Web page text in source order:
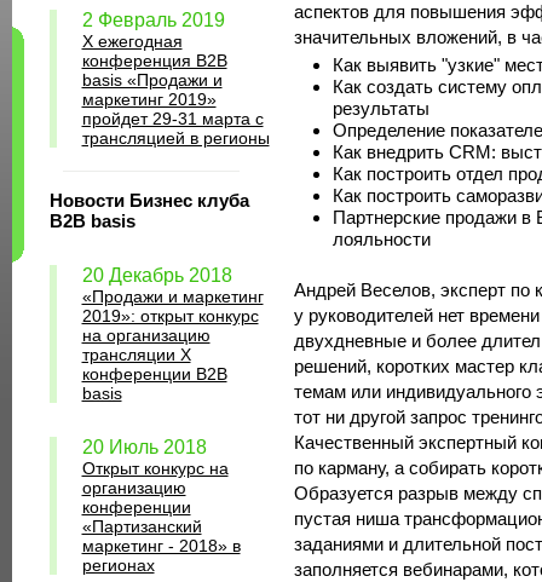
2 Февраль 2019
X ежегодная
конференция B2B
basis «Продажи и
маркетинг 2019»
пройдет 29-31 марта с
трансляцией в регионы
Новости Бизнес клуба
B2B basis
20 Декабрь 2018
«Продажи и маркетинг
2019»: открыт конкурс
на организацию
трансляции X
конференции B2B
basis
20 Июль 2018
Открыт конкурс на
организацию
конференции
«Партизанский
маркетинг - 2018» в
регионах
аспектов для повышения
значительных вложений, в
Как выявить "узкие"
Как создать систему
результаты
Определение
Как внедрить CRM:
Как построить отдел
Как построить
Партнерские продажи в
лояльности
Андрей Веселов, эксперт
у руководителей нет
двухдневные и более
решений, коротких мастер
темам или индивидуального
тот ни другой запрос
Качественный экспертный
по карману, а собирать
Образуется разрыв между
пустая ниша
заданиями и длительной
заполняется вебинарами,